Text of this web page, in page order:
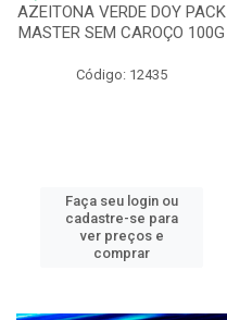
AZEITONA VERDE DOY PACK
MASTER SEM CAROÇO 100G
Código: 12435
Faça seu login ou
cadastre-se para
ver preços e
comprar